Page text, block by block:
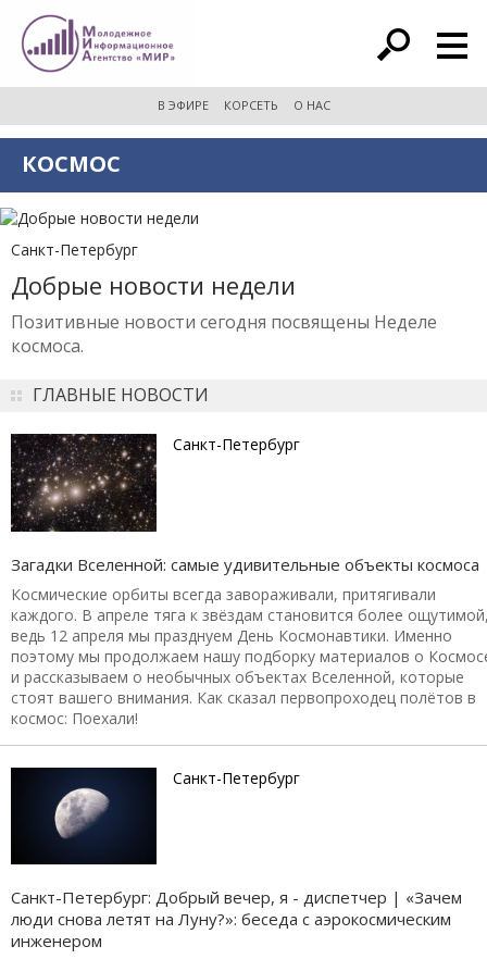
расширенный поиск
В ЭФИРЕ КОРСЕТЬ О НАС
КОСМОС
Санкт-Петербург
Добрые новости недели
Позитивные новости сегодня посвящены Неделе
космоса.
ГЛАВНЫЕ НОВОСТИ
Санкт-Петербург
Загадки Вселенной: самые удивительные объекты космоса
Космические орбиты всегда завораживали, притягивали
каждого. В апреле тяга к звёздам становится более
ведь 12 апреля мы празднуем День Космонавтики. Именно
поэтому мы продолжаем нашу подборку материалов о
и рассказываем о необычных объектах Вселенной, которые
стоят вашего внимания. Как сказал первопроходец полётов в
космос: Поехали!
Санкт-Петербург
Санкт-Петербург: Добрый вечер, я - диспетчер | «Зачем
люди снова летят на Луну?»: беседа с аэрокосмическим
инженером